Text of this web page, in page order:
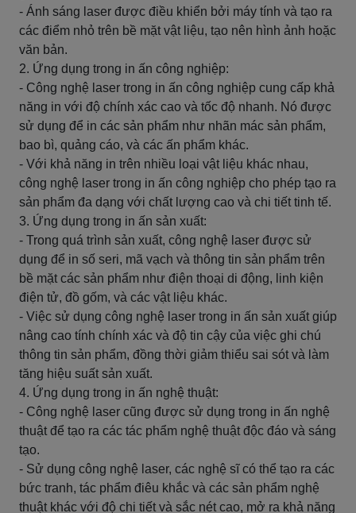
- Ánh sáng laser được điều khiển bởi máy tính và tạo ra
các điểm nhỏ trên bề mặt vật liệu, tạo nên hình ảnh hoặc
văn bản.
2. Ứng dụng trong in ấn công nghiệp:
- Công nghệ laser trong in ấn công nghiệp cung cấp khả
năng in với độ chính xác cao và tốc độ nhanh. Nó được
sử dụng để in các sản phẩm như nhãn mác sản phẩm,
bao bì, quảng cáo, và các ấn phẩm khác.
- Với khả năng in trên nhiều loại vật liệu khác nhau,
công nghệ laser trong in ấn công nghiệp cho phép tạo ra
sản phẩm đa dạng với chất lượng cao và chi tiết tinh tế.
3. Ứng dụng trong in ấn sản xuất:
- Trong quá trình sản xuất, công nghệ laser được sử
dụng để in số seri, mã vạch và thông tin sản phẩm trên
bề mặt các sản phẩm như điện thoại di động, linh kiện
điện tử, đồ gốm, và các vật liệu khác.
- Việc sử dụng công nghệ laser trong in ấn sản xuất giúp
nâng cao tính chính xác và độ tin cậy của việc ghi chú
thông tin sản phẩm, đồng thời giảm thiểu sai sót và làm
tăng hiệu suất sản xuất.
4. Ứng dụng trong in ấn nghệ thuật:
- Công nghệ laser cũng được sử dụng trong in ấn nghệ
thuật để tạo ra các tác phẩm nghệ thuật độc đáo và sáng
tạo.
- Sử dụng công nghệ laser, các nghệ sĩ có thể tạo ra các
bức tranh, tác phẩm điêu khắc và các sản phẩm nghệ
thuật khác với độ chi tiết và sắc nét cao, mở ra khả năng